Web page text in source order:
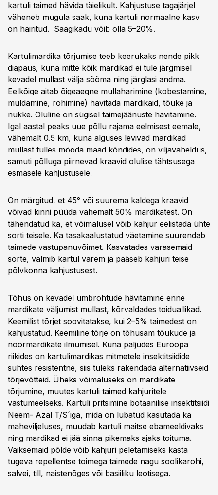
kartuli taimed hävida täielikult. Kahjustuse tagajärjel
väheneb mugula saak, kuna kartuli normaalne kasv
on häiritud. Saagikadu võib olla 5–20%.
Kartulimardika tõrjumise teeb keerukaks nende pikk
diapaus, kuna mitte kõik mardikad ei tule järgmisel
kevadel mullast välja sööma ning järglasi andma.
Eelkõige aitab õigeaegne mullaharimine (kobestamine,
muldamine, rohimine) hävitada mardikaid, tõuke ja
nukke. Oluline on sügisel taimejäänuste hävitamine.
Igal aastal peaks uue põllu rajama eelmisest eemale,
vähemalt 0.5 km, kuna alguses levivad mardikad
mullast tulles mööda maad kõndides, on viljavaheldus,
samuti põlluga piirnevad kraavid olulise tähtsusega
esmasele kahjustusele.
On märgitud, et 45° või suurema kaldega kraavid
võivad kinni püüda vähemalt 50% mardikatest. On
tähendatud ka, et võimalusel võib kahjur eelistada ühte
sorti teisele. Ka tasakaalustatud väetamine suurendab
taimede vastupanuvõimet. Kasvatades varasemaid
sorte, valmib kartul varem ja pääseb kahjuri teise
põlvkonna kahjustusest.
Tõhus on kevadel umbrohtude hävitamine enne
mardikate väljumist mullast, kõrvaldades toiduallikad.
Keemilist tõrjet soovitatakse, kui 2–5% taimedest on
kahjustatud. Keemiline tõrje on tõhusam tõukude ja
noormardikate ilmumisel. Kuna paljudes Euroopa
riikides on kartulimardikas mitmetele insektitsiidide
suhtes resistentne, siis tuleks rakendada alternatiivseid
tõrjevõtteid. Üheks võimaluseks on mardikate
tõrjumine, muutes kartuli taimed kahjuritele
vastumeelseks. Kartuli pritsimine botaanilise insektitsiidi
Neem- Azal T/S´iga, mida on lubatud kasutada ka
maheviljeluses, muudab kartuli maitse ebameeldivaks
ning mardikad ei jää sinna pikemaks ajaks toituma.
Väiksemaid põlde võib kahjuri peletamiseks kasta
tugeva repellentse toimega taimede nagu soolikarohi,
salvei, till, naistenõges või basiiliku leotisega.